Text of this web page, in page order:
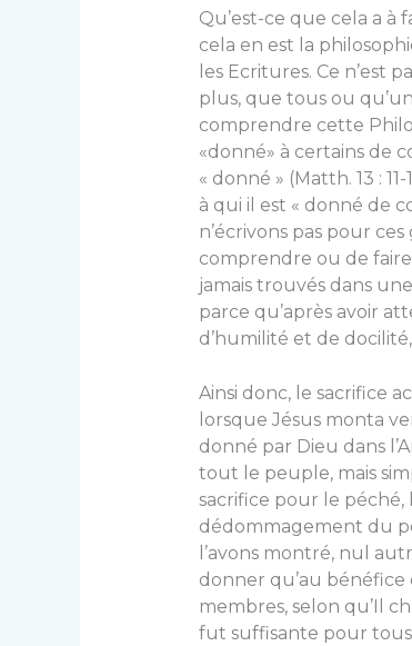
Qu’est-ce que cela a à
cela en est la
les Ecritures. Ce n’est
plus, que tous ou
comprendre cette
«donné» à certains de
« donné » (Matth. 13 :
à qui il est « donné de
n’écrivons pas pour
comprendre ou de faire
jamais trouvés dans
parce qu’après avoir
d’humilité et de
Ainsi donc, le sacrifice
lorsque Jésus monta
donné par Dieu dans
tout le peuple, mais
sacrifice pour le péché,
dédommagement du
l’avons montré, nul
donner qu’au
membres, selon qu’Il
fut suffisante pour tous.